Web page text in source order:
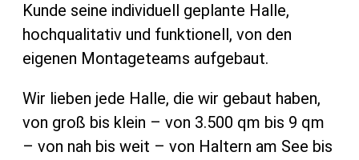
Kunde seine individuell geplante Halle,
hochqualitativ und funktionell, von den
eigenen Montageteams aufgebaut.
Wir lieben jede Halle, die wir gebaut haben,
von groß bis klein – von 3.500 qm bis 9 qm
– von nah bis weit – von Haltern am See bis